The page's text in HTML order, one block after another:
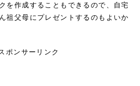
を作成することもできるので、自宅
祖父母にプレゼントするのもよいか
ポンサーリンク